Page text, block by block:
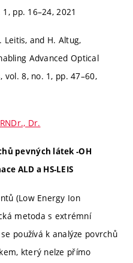
pp. 16–24, 2021
Leitis, and H. Altug,
Advanced Optical
vol. 8, no. 1, pp. 47–60,
Dr.
pevných látek -OH
ALD a HS-LEIS
(Low Energy Ion
metoda s extrémní
používá k analýze povrchů
který nelze přímo